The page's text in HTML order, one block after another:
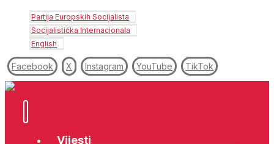
Partija Europskih Socijalista
Socijalistička Internacionala
English
Facebook X Instagram YouTube TikTok
Vijesti